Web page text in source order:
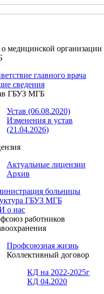
медицинской организации
главного врача
сведения
ГБУЗ МГБ
Устав (06.08.2020)
Изменения в устав
(21.04.2026)
Актуальные лицензии
Архив
больницы
ГБУЗ МГБ
о нас
работников
Профсоюзная жизнь
Коллективный договор
КД на 2022-2025г
КД 04.2020